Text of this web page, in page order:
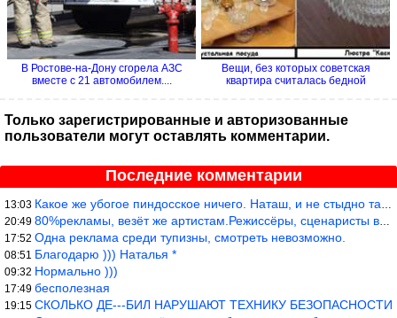
В Ростове-на-Дону сгорела АЗС
вместе с 21 автомобилем....
Вещи, без которых советская
квартира считалась бедной
Только зарегистрированные и авторизованные
пользователи могут оставлять комментарии.
Последние комментарии
13:03 Какое же убогое пиндосское ничего. Наташ, и не стыдно такую фигн
20:49 80%рекламы, везёт же артистам.Режиссёры, сценаристы вы где или к
17:52 Одна реклама среди тупизны, смотреть невозможно.
08:51 Благодарю ))) Наталья *
09:32 Нормально )))
17:49 бесполезная
19:15 СКОЛЬКО ДЕ---БИЛ НАРУШАЮТ ТЕХНИКУ БЕЗОПАСНОСТИ